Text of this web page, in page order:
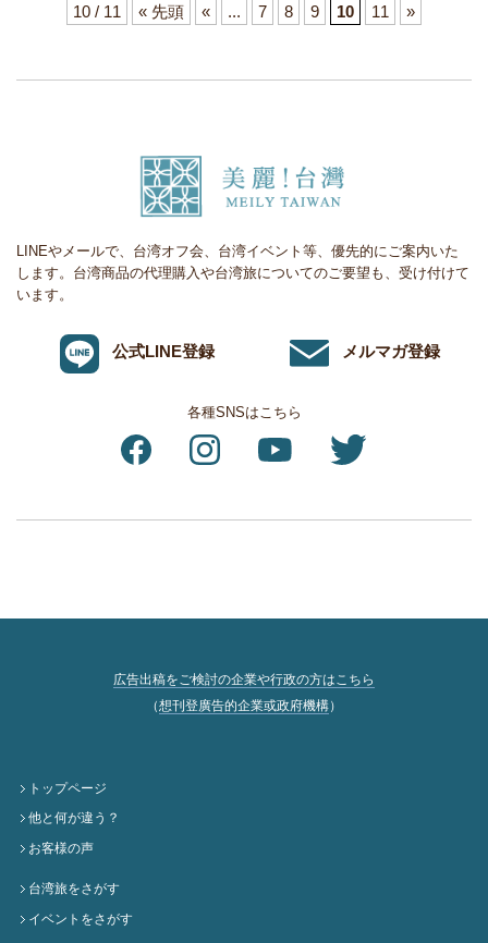
10 / 11 « 先頭 « ... 7 8 9 10 11 »
LINEやメールで、台湾オフ会、台湾イベント等、優先的にご案内いた
します。台湾商品の代理購入や台湾旅についてのご要望も、受け付けて
います。
公式LINE登録 メルマガ登録
各種SNSはこちら
広告出稿をご検討の企業や行政の方はこちら
（想刊登廣告的企業或政府機構）
トップページ
他と何が違う？
お客様の声
台湾旅をさがす
イベントをさがす